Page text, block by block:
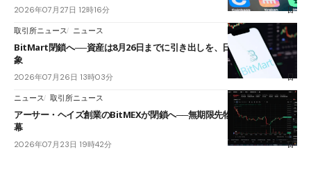
2026年07月27日 12時16分
取引所ニュース ニュース
BitMart閉鎖へ──資産は8月26日までに引き出しを、日本人利用者も対
象
2026年07月26日 13時03分
ニュース 取引所ニュース
アーサー・ヘイズ創業のBitMEXが閉鎖へ──無期限先物を生んだ11年に
幕
2026年07月23日 19時42分